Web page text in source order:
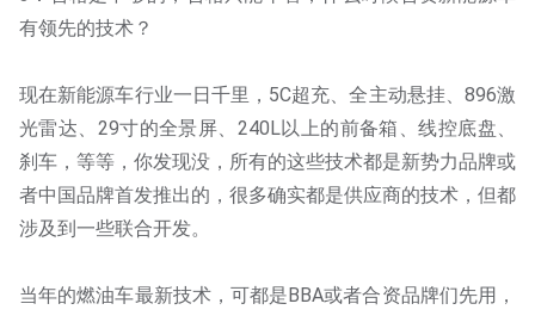
有领先的技术？
现在新能源车行业一日千里，5C超充、全主动悬挂、896激
光雷达、29寸的全景屏、240L以上的前备箱、线控底盘、
刹车，等等，你发现没，所有的这些技术都是新势力品牌或
者中国品牌首发推出的，很多确实都是供应商的技术，但都
涉及到一些联合开发。
当年的燃油车最新技术，可都是BBA或者合资品牌们先用，